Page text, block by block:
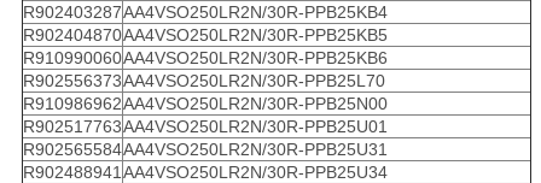
R902403287AA4VSO250LR2N/30R-PPB25KB4
R902404870AA4VSO250LR2N/30R-PPB25KB5
R910990060AA4VSO250LR2N/30R-PPB25KB6
R902556373AA4VSO250LR2N/30R-PPB25L70
R910986962AA4VSO250LR2N/30R-PPB25N00
R902517763AA4VSO250LR2N/30R-PPB25U01
R902565584AA4VSO250LR2N/30R-PPB25U31
R902488941 AA4VSO250LR2N/30R-PPB25U34